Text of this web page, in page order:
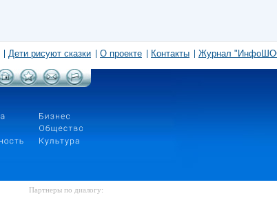
Дети рисуют сказки О проекте Контакты Журнал
Партнеры по диалогу: